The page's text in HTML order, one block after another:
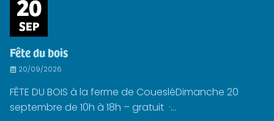
SEP
Fête du bois
20/09/2026
FÊTE DU BOIS à la ferme de CouesléDimanche 20
septembre de 10h à 18h – gratuit ·...